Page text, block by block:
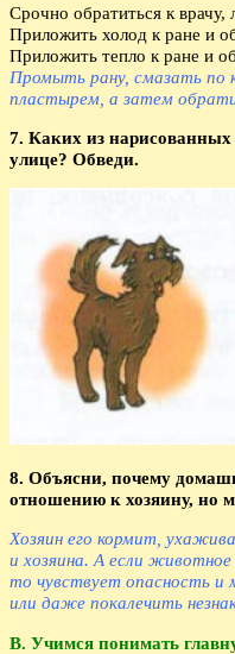
Срочно обратиться к
Приложить холод к ране и
Приложить тепло к ране и
Промыть рану, смазать по
пластырем, а затем
7. Каких из нарисованных
улице? Обведи.
8. Объясни, почему
отношению к хозяину, но
Хозяин его кормит,
и хозяина. А если животное
то чувствует опасность
или даже покалечить
В. Учимся понимать